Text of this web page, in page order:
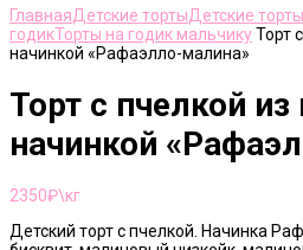
ГлавнаяДетские тортыДетские
годикТорты на годик мальчикуТорт
начинкой «Рафаэлло-малина»
Торт с пчелкой
начинкой
2350₽\кг
Детский торт с пчелкой. Начинка